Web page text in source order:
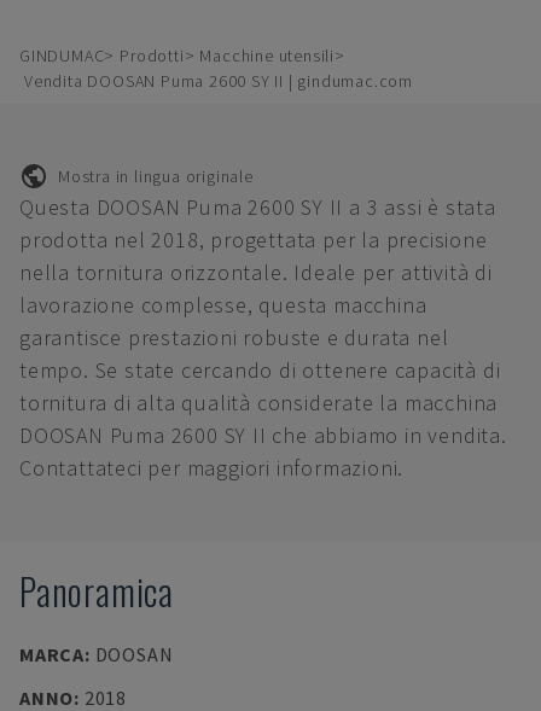
GINDUMAC Prodotti
Macchine utensili
Vendita DOOSAN Puma 2600 SY II | gindumac.com
Mostra in lingua originale
Questa DOOSAN Puma 2600 SY II a 3 assi è stata
prodotta nel 2018, progettata per la precisione
nella tornitura orizzontale. Ideale per attività di
lavorazione complesse, questa macchina
garantisce prestazioni robuste e durata nel
tempo. Se state cercando di ottenere capacità di
tornitura di alta qualità considerate la macchina
DOOSAN Puma 2600 SY II che abbiamo in vendita.
Contattateci per maggiori informazioni.
Panoramica
MARCA: DOOSAN
ANNO: 2018